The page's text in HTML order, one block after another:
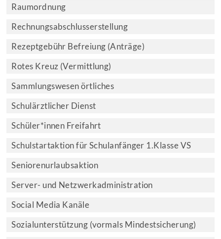
Raumordnung
Rechnungsabschlusserstellung
Rezeptgebühr Befreiung (Anträge)
Rotes Kreuz (Vermittlung)
Sammlungswesen örtliches
Schulärztlicher Dienst
Schüler*innen Freifahrt
Schulstartaktion für Schulanfänger 1.Klasse VS
Seniorenurlaubsaktion
Server- und Netzwerkadministration
Social Media Kanäle
Sozialunterstützung (vormals Mindestsicherung)